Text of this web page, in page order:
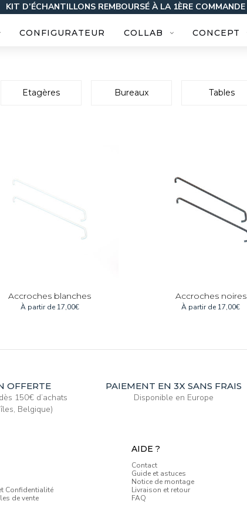
KIT D’ÉCHANTILLONS REMBOURSÉ À LA 1ÈRE COMMANDE
CONFIGURATEUR COLLAB CONCEPT
Etagères Bureaux Tables
Accroches blanches
À partir de 17,00€
Accroches noires
À partir de 17,00€
OFFERTE
150€ d’achats
Belgique)
PAIEMENT EN 3X SANS FRAIS
Disponible en Europe
Confidentialité
de vente
AIDE ?
Contact
Guide et astuces
Notice de montage
Livraison et retour
FAQ